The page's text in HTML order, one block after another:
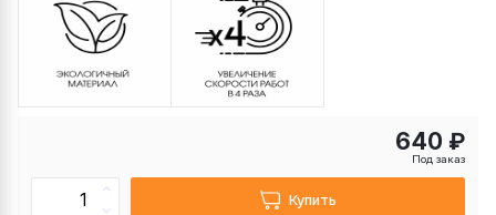
Купить
640 ₽
Под заказ